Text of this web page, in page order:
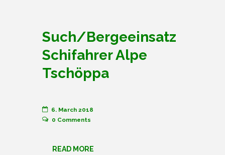
Such/Bergeeinsatz
Schifahrer Alpe
Tschöppa
6. March 2018
0 Comments
READ MORE